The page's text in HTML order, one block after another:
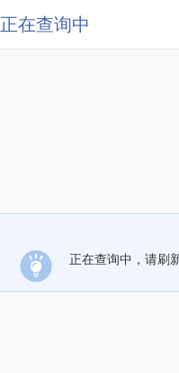
正在查询中
正在查询中，请刷